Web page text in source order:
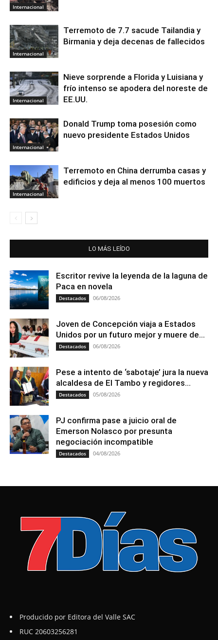
Internacional
Internacional
Terremoto de 7.7 sacude Tailandia y
Birmania y deja decenas de fallecidos
Internacional
Nieve sorprende a Florida y Luisiana y
frío intenso se apodera del noreste de
EE.UU.
Internacional
Donald Trump toma posesión como
nuevo presidente Estados Unidos
Internacional
Terremoto en China derrumba casas y
edificios y deja al menos 100 muertos
LO MÁS LEÍDO
Escritor revive la leyenda de la laguna de
Paca en novela
Destacados 06/08/2026
Joven de Concepción viaja a Estados
Unidos por un futuro mejor y muere de...
Destacados 06/08/2026
Pese a intento de ‘sabotaje’ jura la nueva
alcaldesa de El Tambo y regidores...
Destacados 05/08/2026
PJ confirma pase a juicio oral de
Emerson Nolasco por presunta
negociación incompatible
Destacados 04/08/2026
Producido por Editora del Valle SAC
RUC 20603256281